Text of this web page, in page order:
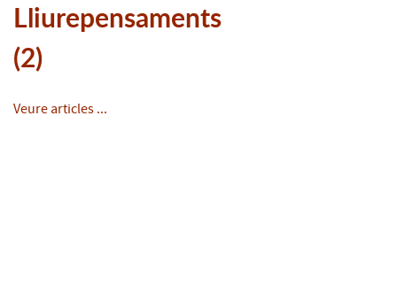
Lliurepensaments
(2)
Veure articles ...